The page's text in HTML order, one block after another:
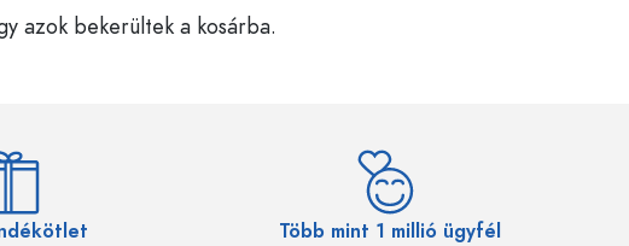
azok bekerültek a kosárba.
Több mint 1 millió ügyfél